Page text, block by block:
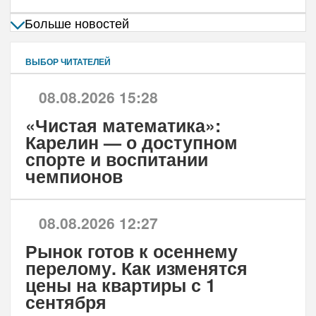
Больше новостей
ВЫБОР ЧИТАТЕЛЕЙ
08.08.2026 15:28
«Чистая математика»:
Карелин — о доступном
спорте и воспитании
чемпионов
08.08.2026 12:27
Рынок готов к осеннему
перелому. Как изменятся
цены на квартиры с 1
сентября